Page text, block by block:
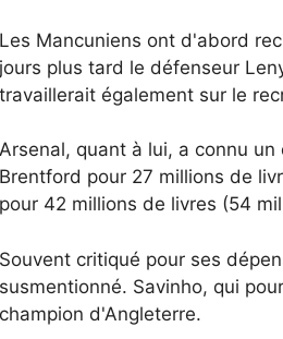
Les Mancuniens ont d'abord
jours plus tard le défenseur
travaillerait également sur le
Arsenal, quant à lui, a connu
Brentford pour 27 millions de
pour 42 millions de livres (54
Souvent critiqué pour ses
susmentionné. Savinho, qui
champion d'Angleterre.